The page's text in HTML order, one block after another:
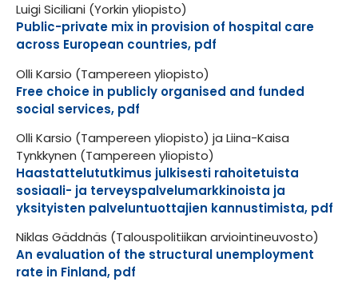
Luigi Siciliani (Yorkin yliopisto)
Public-private mix in provision of hospital care
across European countries, pdf
Olli Karsio (Tampereen yliopisto)
Free choice in publicly organised and funded
social services, pdf
Olli Karsio (Tampereen yliopisto) ja Liina-Kaisa
Tynkkynen (Tampereen yliopisto)
Haastattelututkimus julkisesti rahoitetuista
sosiaali- ja terveyspalvelumarkkinoista ja
yksityisten palveluntuottajien kannustimista, pdf
Niklas Gäddnäs (Talouspolitiikan arviointineuvosto)
An evaluation of the structural unemployment
rate in Finland, pdf